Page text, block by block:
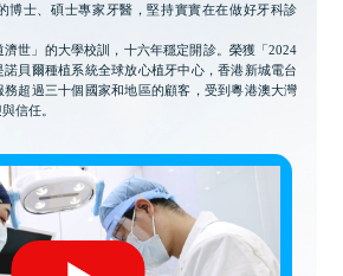
博士、碩士專家牙醫，堅持實實在在做好牙科診
世」的大學校訓，十六年穩定開診。榮獲「2024
貝爾種植系統全球放心植牙中心，香港新城電台
超過三十個國家和地區的顧客，受到粵港澳大灣
信任。